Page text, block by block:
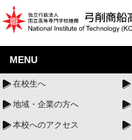
MENU
在校生へ
地域・企業の方へ
本校へのアクセス